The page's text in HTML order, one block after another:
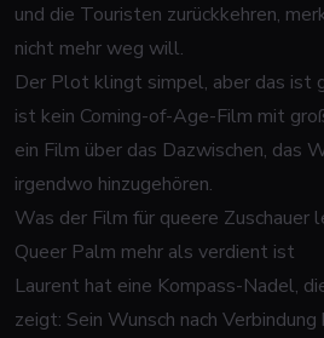
und die Touristen zurückkehren,
nicht mehr weg will.
Der Plot klingt simpel, aber das ist
ist kein Coming-of-Age-Film mit
ein Film über das Dazwischen, das
irgendwo hinzugehören.
Was der Film für queere Zuschauer
Queer Palm mehr als verdient ist
Laurent hat eine Kompass-Nadel,
zeigt: Sein Wunsch nach